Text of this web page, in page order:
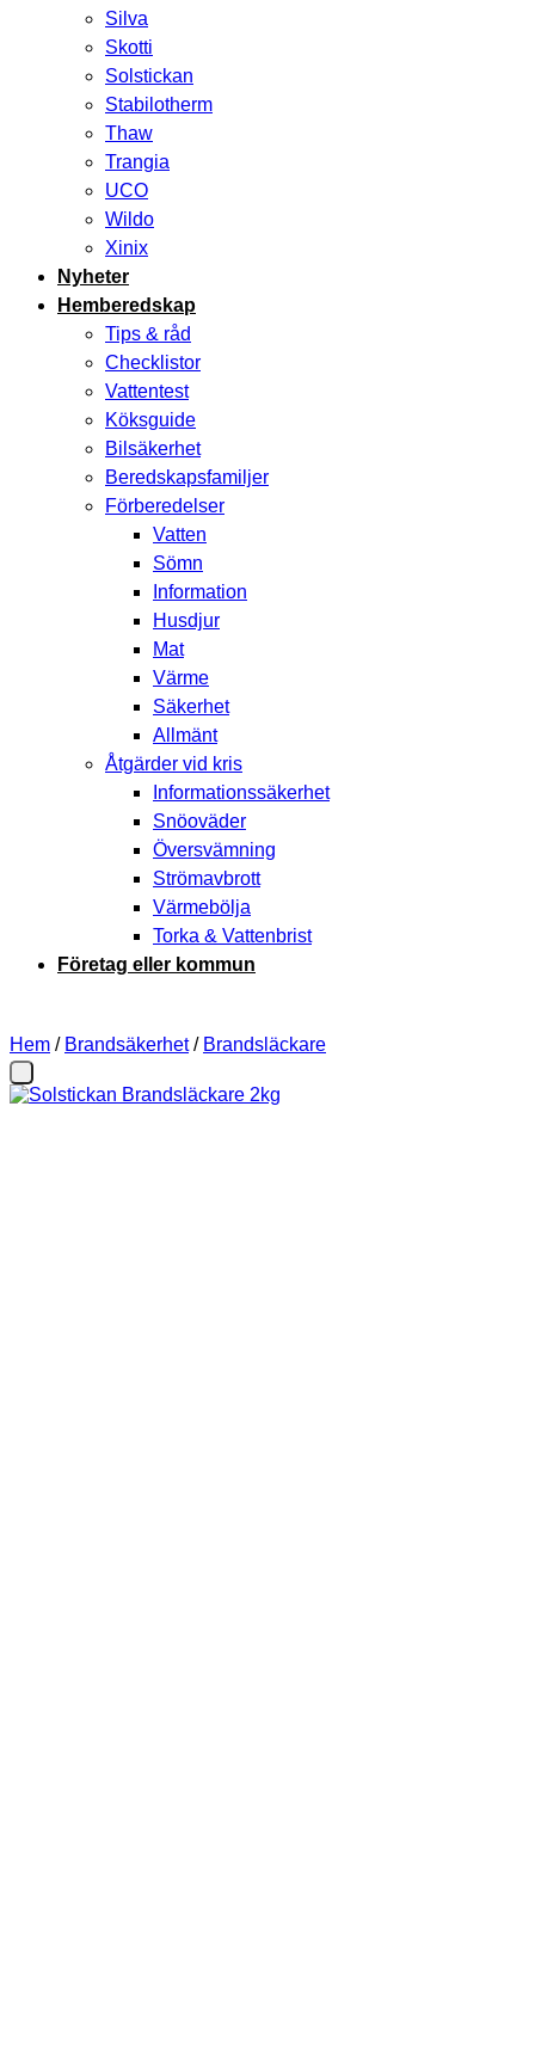
Silva
Skotti
Solstickan
Stabilotherm
Thaw
Trangia
UCO
Wildo
Xinix
Nyheter
Hemberedskap
Tips & råd
Checklistor
Vattentest
Köksguide
Bilsäkerhet
Beredskapsfamiljer
Förberedelser
Vatten
Sömn
Information
Husdjur
Mat
Värme
Säkerhet
Allmänt
Åtgärder vid kris
Informationssäkerhet
Snöoväder
Översvämning
Strömavbrott
Värmebölja
Torka & Vattenbrist
Företag eller kommun
Hem / Brandsäkerhet / Brandsläckare